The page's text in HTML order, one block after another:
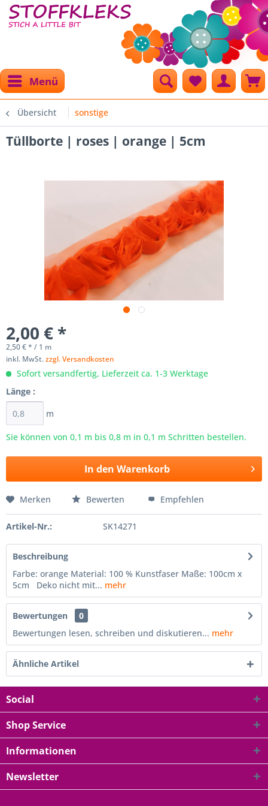
Menü
Übersicht sonstige
Tüllborte | roses | orange | 5cm
2,00 € *
2,50 € * / 1 m
inkl. MwSt.zzgl. Versandkosten
Sofort versandfertig, Lieferzeit ca. 1-3 Werktage
Länge :
m
Sie können von 0,1 m bis 0,8 m in 0,1 m Schritten bestellen.
In den Warenkorb
Merken Bewerten Empfehlen
Artikel-Nr.: SK14271
Beschreibung
Farbe: orange Material: 100 % Kunstfaser Maße: 100cm x
5cm Deko nicht mit... mehr
Bewertungen
0
Bewertungen lesen, schreiben und diskutieren... mehr
Ähnliche Artikel
Social
Shop Service
Informationen
Newsletter